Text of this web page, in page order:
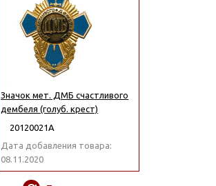
Значок мет. ДМБ счастливого
дембеля (голуб. крест)
20120021А
Дата добавления товара:
08.11.2020